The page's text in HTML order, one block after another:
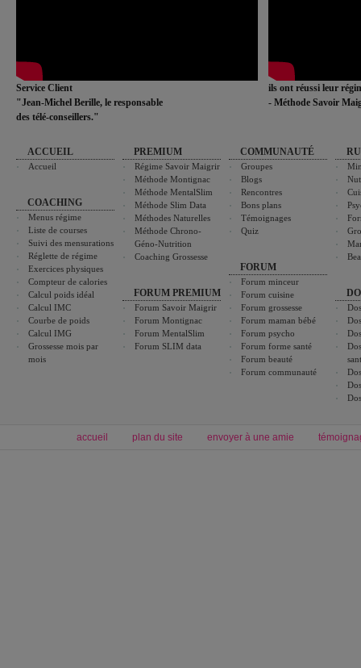
Service Client
"Jean-Michel Berille, le responsable
des télé-conseillers."
ils ont réussi leur
- Méthode Savoir
ACCUEIL
Accueil
COACHING
Menus régime
Liste de courses
Suivi des mensurations
Réglette de régime
Exercices physiques
Compteur de calories
Calcul poids idéal
Calcul IMC
Courbe de poids
Calcul IMG
Grossesse mois par
mois
PREMIUM
Régime Savoir Maigrir
Méthode Montignac
Méthode MentalSlim
Méthode Slim Data
Méthodes Naturelles
Méthode Chrono-
Géno-Nutrition
Coaching Grossesse
FORUM PREMIUM
Forum Savoir Maigrir
Forum Montignac
Forum MentalSlim
Forum SLIM data
COMMUNAUTÉ
Groupes
Blogs
Rencontres
Bons plans
Témoignages
Quiz
FORUM
Forum minceur
Forum cuisine
Forum grossesse
Forum maman bébé
Forum psycho
Forum forme santé
Forum beauté
Forum communauté
accueil plan du site envoyer à une amie